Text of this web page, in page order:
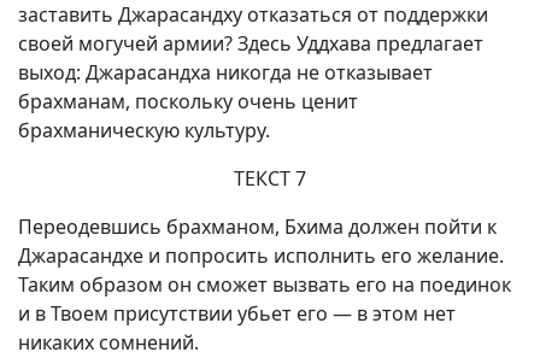
заставить Джарасандху отказаться от поддержки
своей могучей армии? Здесь Уддхава предлагает
выход: Джарасандха никогда не отказывает
брахманам, поскольку очень ценит
брахманическую культуру.
ТЕКСТ 7
Переодевшись брахманом, Бхима должен пойти к
Джарасандхе и попросить исполнить его желание.
Таким образом он сможет вызвать его на поединок
и в Твоем присутствии убьет его — в этом нет
никаких сомнений.